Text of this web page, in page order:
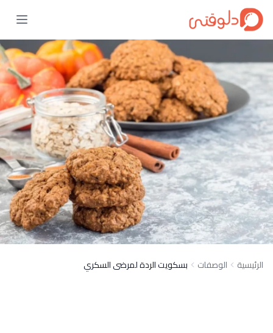
الرئيسية الوصفات بسكويت الردة لمرضى السكري